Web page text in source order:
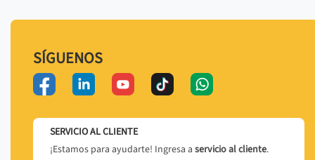
SÍGUENOS
SERVICIO AL CLIENTE
¡Estamos para ayudarte! Ingresa a servicio al cliente.